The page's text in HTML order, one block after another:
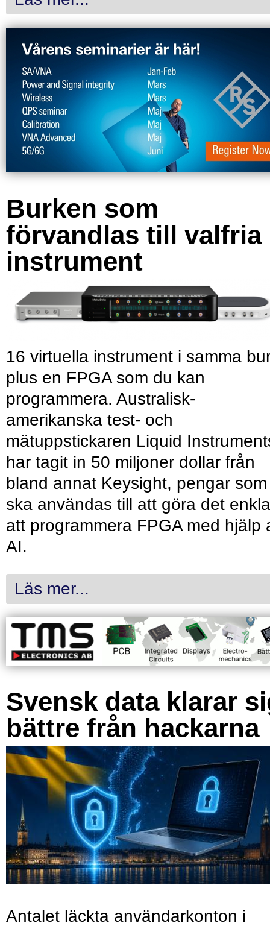
Burken som
förvandlas till valfria
instrument
16 virtuella instrument i samma
plus en FPGA som du kan
programmera. Australisk-
amerikanska test- och
mätuppstickaren Liquid
har tagit in 50 miljoner dollar från
bland annat Keysight, pengar som
ska användas till att göra det
att programmera FPGA med hjälp
AI.
Läs mer...
Svensk data klarar
bättre från hackarna
Antalet läckta användarkonton i